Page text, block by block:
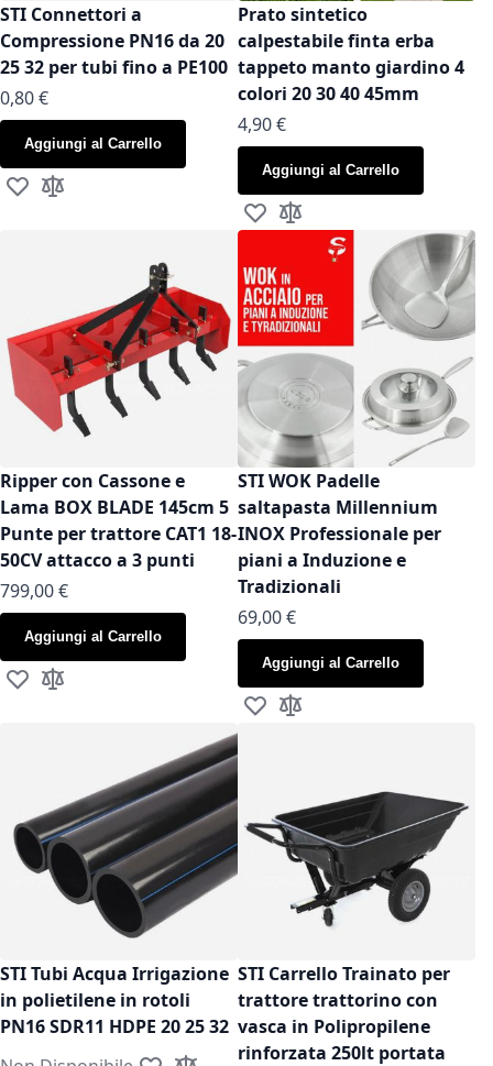
STI Connettori a
Compressione PN16 da 20
25 32 per tubi fino a PE100
As low as
0,80 €
Aggiungi al Carrello
Aggiungi alla lista desideri
Aggiungi al confronto
Prato sintetico
calpestabile finta erba
tappeto manto giardino 4
colori 20 30 40 45mm
As low as
4,90 €
Aggiungi al Carrello
Aggiungi alla lista desideri
Aggiungi al confronto
Ripper con Cassone e
Lama BOX BLADE 145cm 5
Punte per trattore CAT1 18-
50CV attacco a 3 punti
799,00 €
Aggiungi al Carrello
Aggiungi alla lista desideri
Aggiungi al confronto
STI WOK Padelle
saltapasta Millennium
INOX Professionale per
piani a Induzione e
Tradizionali
As low as
69,00 €
Aggiungi al Carrello
Aggiungi alla lista desideri
Aggiungi al confronto
STI Tubi Acqua Irrigazione
in polietilene in rotoli
PN16 SDR11 HDPE 20 25 32
STI Carrello Trainato per
trattore trattorino con
vasca in Polipropilene
rinforzata 250lt portata